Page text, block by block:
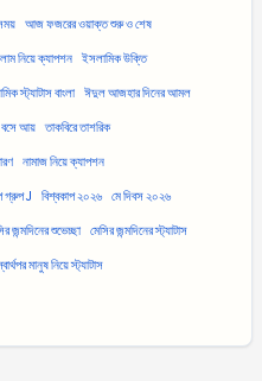
আজ ফজরের ওয়াক্ত শুরু ও শেষ
নিয়ে ক্যাপশন ইসলামিক উক্তি
স্ট্যাটাস বাংলা ঈদুল আজহার দিনের আমল
বসে আয় তাকবিরে তাশরিক
নামাজ নিয়ে ক্যাপশন
গ্রুপ J বিশ্বকাপ ২০২৬ মে দিবস ২০২৬
জন্মদিনের শুভেচ্ছা মেসির জন্মদিনের স্ট্যাটাস
মানুষ নিয়ে স্ট্যাটাস